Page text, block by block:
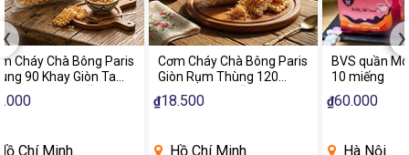
Cơm Cháy Chà Bông Paris
Giòn Rụm Thùng 120
₫
Hồ Chí Minh
BVS quần Momcare gói
10 miếng
₫
Hà Nội
BVS
10
₫
‹ ›